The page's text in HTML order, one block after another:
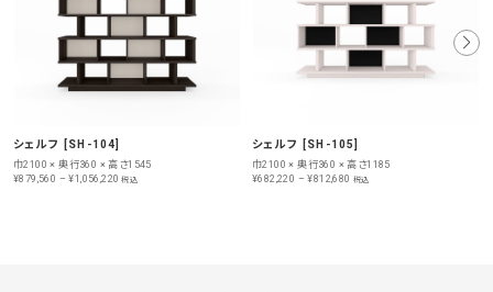
シェルフ [SH-104]
巾2100 × 奥行360 × 高さ1545
¥879,560 – ¥1,056,220 税込
シェルフ [SH-105]
巾2100 × 奥行360 × 高さ1185
¥682,220 – ¥812,680 税込